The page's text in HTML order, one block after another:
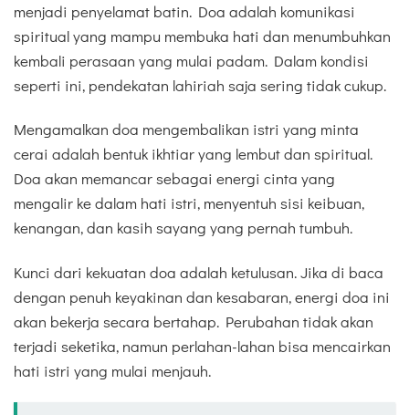
menjadi penyelamat batin. Doa adalah komunikasi
spiritual yang mampu membuka hati dan menumbuhkan
kembali perasaan yang mulai padam. Dalam kondisi
seperti ini, pendekatan lahiriah saja sering tidak cukup.
Mengamalkan doa mengembalikan istri yang minta
cerai adalah bentuk ikhtiar yang lembut dan spiritual.
Doa akan memancar sebagai energi cinta yang
mengalir ke dalam hati istri, menyentuh sisi keibuan,
kenangan, dan kasih sayang yang pernah tumbuh.
Kunci dari kekuatan doa adalah ketulusan. Jika di baca
dengan penuh keyakinan dan kesabaran, energi doa ini
akan bekerja secara bertahap. Perubahan tidak akan
terjadi seketika, namun perlahan-lahan bisa mencairkan
hati istri yang mulai menjauh.